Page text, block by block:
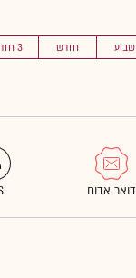
שבוע חודש 3 חוד'